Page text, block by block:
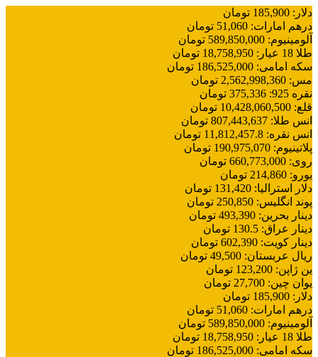
دلار :
185,900 تومان
درهم امارات:
51,060 تومان
آلومینیوم:
589,850,000 تومان
طلا 18 عیار
:
18,758,950 تومان
سکه امامی:
186,525,000 تومان
مس:
2,562,998,360 تومان
نقره 925
:
375,336 تومان
قلع:
10,428,060,500 تومان
انس طلا:
807,443,637 تومان
انس نقره:
11,812,457.8 تومان
پلاتینیوم:
190,975,070 تومان
روی:
660,773,000 تومان
یورو:
214,860 تومان
دلار استرالیا:
131,420 تومان
پوند انگلیس:
250,850 تومان
دینار بحرین:
493,390 تومان
دینار عراق:
130.5 تومان
دینار کویت:
602,390 تومان
ریال عربستان:
49,500 تومان
ین ژاپن:
123,200 تومان
یوان چین:
27,700 تومان
دلار :
185,900 تومان
درهم امارات:
51,060 تومان
آلومینیوم:
589,850,000 تومان
طلا 18 عیار
:
18,758,950 تومان
سکه امامی:
186,525,000 تومان